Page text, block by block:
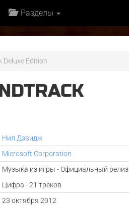
Разделы
Deluxe Edition
Нил Дэвидж
Microsoft Corporation
Музыка из игры - Официальный релиз
Цифра - 21 треков
23 октября 2012